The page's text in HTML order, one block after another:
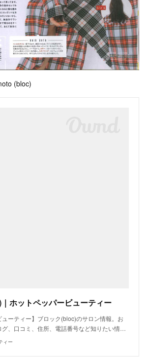
(bloc)
ホットペッパービューティー
ューティー】ブロック(bloc)のサロン情報。お
グ、口コミ、住所、電話番号など知りたい情…
ィー